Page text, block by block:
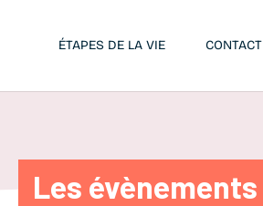
ÉTAPES DE LA VIE CONTACT
Les évènements